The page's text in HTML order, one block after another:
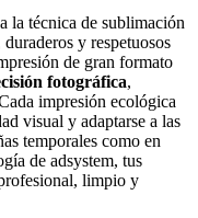
la técnica de sublimación
y respetuosos
de gran formato
fotográfica,
impresión ecológica
visual y adaptarse a las
temporales como en
de adsystem, tus
limpio y